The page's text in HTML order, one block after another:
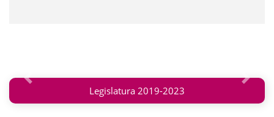
Anterior Legislatura 2019-2023